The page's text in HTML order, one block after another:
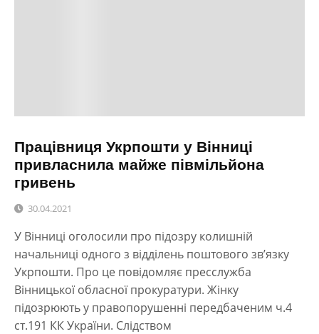
Працівниця Укрпошти у Вінниці
привласнила майже півмільйона
гривень
30.04.2021
У Вінниці оголосили про підозру колишній
начальниці одного з відділень поштового зв’язку
Укрпошти. Про це повідомляє пресслужба
Вінницької обласної прокуратури. Жінку
підозрюють у правопорушенні передбаченим ч.4
ст.191 КК України. Слідством